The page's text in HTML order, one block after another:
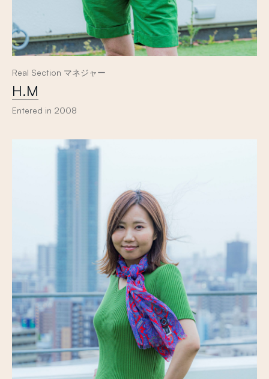
Real Section マネジャー
H.M
Entered in 2008